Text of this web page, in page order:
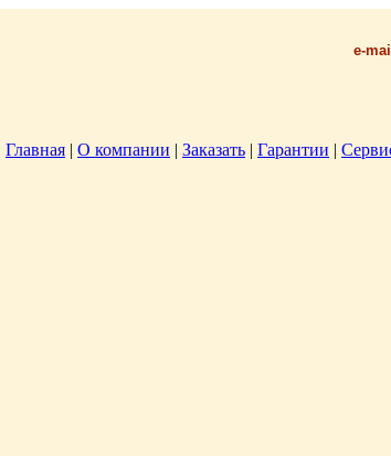
e-
Главная | О компании | Заказать | Гарантии |